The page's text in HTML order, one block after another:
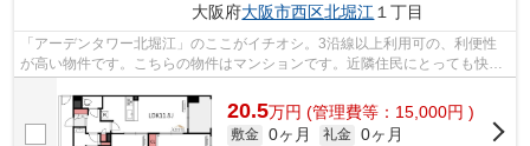
大阪府大阪市西区北堀江 １丁目
「アーデンタワー北堀江」のここがイチオシ。3沿線以上利用可の、利便性
が高い物件です。こちらの物件はマンションです。近隣住民にとっても快適
になる敷地内ごみ置き場付きです。でき...
20.5万円 (管理費等：15,000円 )
敷金 0ヶ月 礼金 0ヶ月